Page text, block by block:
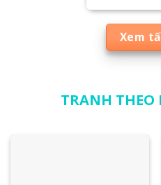
Xem
TRANH THEO